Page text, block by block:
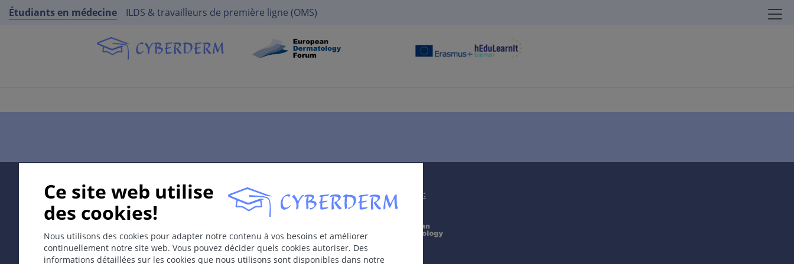
Étudiants en médecine ILDS & travailleurs de première ligne (OMS)
Ce site web utilise
des cookies!
Nous utilisons des cookies pour adapter notre contenu à vos besoins et améliorer
continuellement notre site web. Vous pouvez décider quels cookies autoriser. Des
informations détaillées sur les cookies que nous utilisons sont disponibles dans notre
Supported by: